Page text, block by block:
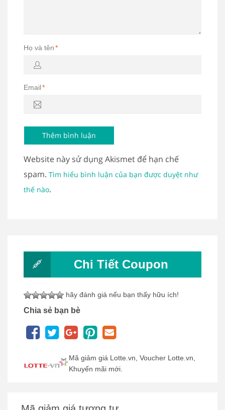
Họ và tên*
Email*
Website này sử dụng Akismet để hạn chế
spam. Tìm hiểu bình luận của bạn được duyệt như
thế nào.
Chi Tiết Coupon
hãy đánh giá nếu bạn thấy hữu ích!
Chia sẻ bạn bè
Mã giảm giá Lotte.vn, Voucher Lotte.vn,
Khuyến mãi mới.